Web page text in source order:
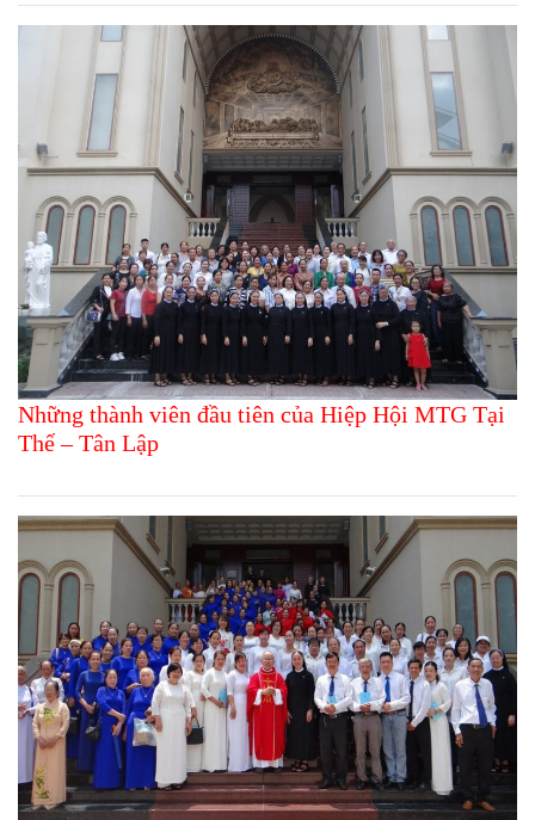
Những thành viên đầu tiên của Hiệp Hội MTG Tại
Thế – Tân Lập